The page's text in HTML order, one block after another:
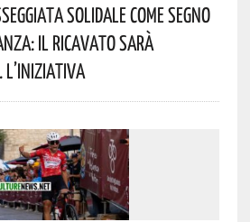
Solidale Come Segno
Il Ricavato Sarà
L’iniziativa